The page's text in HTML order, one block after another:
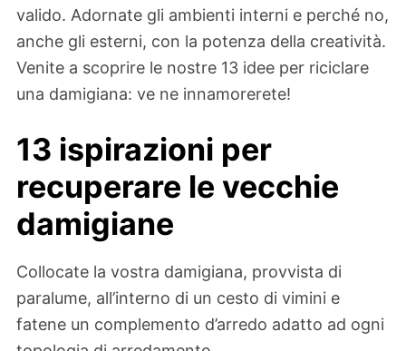
valido. Adornate gli ambienti interni e perché no,
anche gli esterni, con la potenza della creatività.
Venite a scoprire le nostre 13 idee per riciclare
una damigiana: ve ne innamorerete!
13 ispirazioni per
recuperare le vecchie
damigiane
Collocate la vostra damigiana, provvista di
paralume, all’interno di un cesto di vimini e
fatene un complemento d’arredo adatto ad ogni